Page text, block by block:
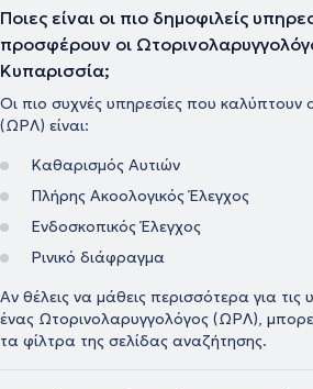
Ποιες είναι οι πιο δημοφιλείς
προσφέρουν οι
Κυπαρισσία;
Οι πιο συχνές υπηρεσίες που καλύπτουν
(ΩΡΛ) είναι:
Καθαρισμός Αυτιών
Πλήρης Ακοολογικός Έλεγχος
Ενδοσκοπικός Έλεγχος
Ρινικό διάφραγμα
Αν θέλεις να μάθεις περισσότερα για
ένας Ωτορινολαρυγγολόγος (ΩΡΛ),
τα φίλτρα της σελίδας αναζήτησης.